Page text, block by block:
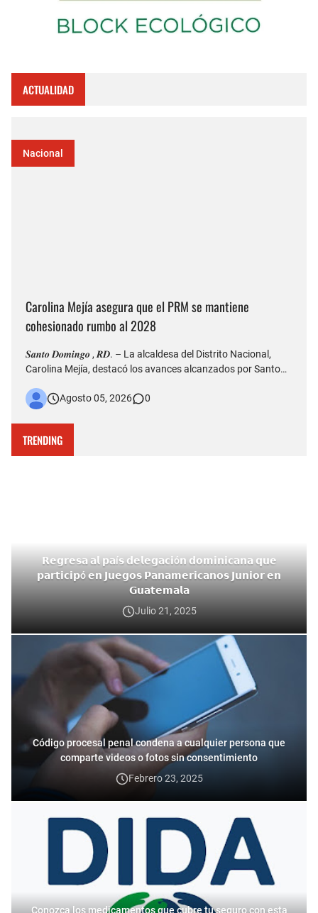
ACTUALIDAD
Nacional
Carolina Mejía asegura que el PRM se mantiene
cohesionado rumbo al 2028
𝑺𝒂𝒏𝒕𝒐 𝑫𝒐𝒎𝒊𝒏𝒈𝒐 , 𝑹𝑫. – La alcaldesa del Distrito Nacional,
Carolina Mejía, destacó los avances alcanzados por Santo
de fundación y aseguró que la ciudad atraviesa una etapa de
Agosto 05, 2026 0
TRENDING
𝗥𝗲𝗴𝗿𝗲𝘀𝗮 𝗮𝗹 𝗽𝗮í𝘀 𝗱𝗲𝗹𝗲𝗴𝗮𝗰𝗶ó𝗻 𝗱𝗼𝗺𝗶𝗻𝗶𝗰𝗮𝗻𝗮 𝗾𝘂𝗲
𝗽𝗮𝗿𝘁𝗶𝗰𝗶𝗽ó 𝗲𝗻 𝗝𝘂𝗲𝗴𝗼𝘀 𝗣𝗮𝗻𝗮𝗺𝗲𝗿𝗶𝗰𝗮𝗻𝗼𝘀 𝗝𝘂𝗻𝗶𝗼𝗿 𝗲𝗻
𝗚𝘂𝗮𝘁𝗲𝗺𝗮𝗹𝗮
Julio 21, 2025
Código procesal penal condena a cualquier persona que
comparte videos o fotos sin consentimiento
Febrero 23, 2025
Conozca los medicamentos que cubre tu seguro con esta